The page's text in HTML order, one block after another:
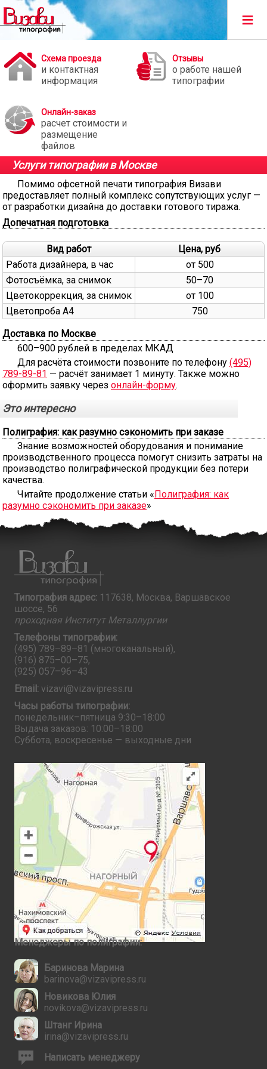
≡
Схема проезда
и контактная
информация
Отзывы
о работе нашей
типографии
Онлайн-заказ
расчет стоимости и
размещение
файлов
Услуги типографии в Москве
Помимо офсетной печати типография Визави
предоставляет полный комплекс сопутствующих услуг —
от разработки дизайна до доставки готового тиража.
Допечатная подготовка
Вид работ
Цена, руб
Работа дизайнера, в час
от 500
Фотосъёмка, за снимок
50–70
Цветокоррекция, за снимок
от 100
Цветопроба А4
750
Доставка по Москве
600–900 рублей в пределах МКАД
Для расчёта стоимости позвоните по телефону (495)
789-89-81 — расчёт занимает 1 минуту. Также можно
оформить заявку через онлайн-форму.
Это интересно
Полиграфия: как разумно сэкономить при заказе
Знание возможностей оборудования и понимание
производственного процесса помогут снизить затраты на
производство полиграфической продукции без потери
качества.
Читайте продолжение статьи «Полиграфия: как
разумно сэкономить при заказе»
Типография адрес: 117638, Москва, Варшавское
шоссе, 56
проходная Институт Металлургии
Телефоны типографии:
(495) 789–89–81 (многоканальный),
(916) 875–00–75,
(925) 057–96–43
Email: vizavi@vizavipress.ru
Часы работы типографии:
понедельник–пятница 9:30–18:00
Выдача заказов: 10:00–18:00
Суббота, воскресенье — выходные дни
Менеджеры по полиграфии:
Баринова Марина
barinova@vizavipress.ru
Новикова Юлия
novikova@vizavipress.ru
Штанг Ирина
irina@vizavipress.ru
Написать менеджеру